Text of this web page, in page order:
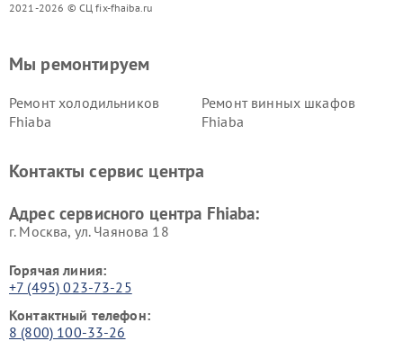
2021-2026 © СЦ fix-fhaiba.ru
Мы ремонтируем
Ремонт холодильников
Fhiaba
Ремонт винных шкафов
Fhiaba
Контакты сервис центра
Адрес сервисного центра Fhiaba:
г. Москва, ул. Чаянова 18
Горячая линия:
+7 (495) 023-73-25
Контактный телефон:
8 (800) 100-33-26